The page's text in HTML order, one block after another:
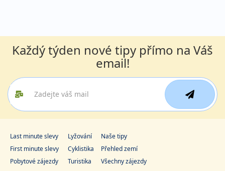
Každý týden nové tipy přímo na Váš
email!
Last minute slevy
First minute slevy
Pobytové zájezdy
Lyžování
Cyklistika
Turistika
Naše tipy
Přehled zemí
Všechny zájezdy